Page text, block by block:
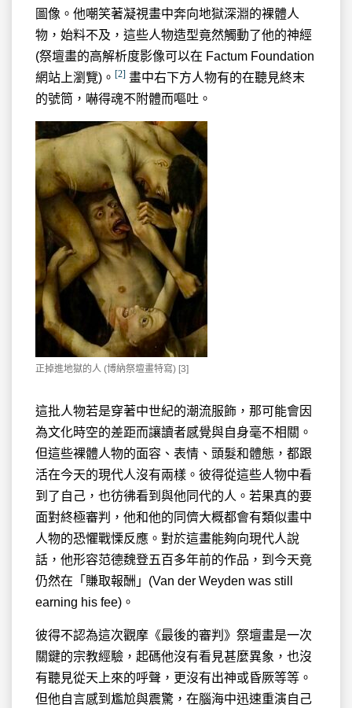
圖像。他嘲笑著凝視畫中奔向地獄深淵的裸體人
物，始料不及，這些人物造型竟然觸動了他的神經
(祭壇畫的高解析度影像可以在 Factum Foundation
網站上瀏覽)。 [2] 畫中右下方人物有的在聽見終末
的號筒，嚇得魂不附體而嘔吐。
正掉進地獄的人 (博納祭壇畫特寫) [3]
這批人物若是穿著中世紀的潮流服飾，那可能會因
為文化時空的差距而讓讀者感覺與自身毫不相關。
但這些裸體人物的面容、表情、頭髮和體態，都跟
活在今天的現代人沒有兩樣。彼得從這些人物中看
到了自己，也彷彿看到與他同代的人。若果真的要
面對終極審判，他和他的同儕大概都會有類似畫中
人物的恐懼戰慄反應。對於這畫能夠向現代人說
話，他形容范德魏登五百多年前的作品，到今天竟
仍然在「賺取報酬」(Van der Weyden was still
earning his fee)。
彼得不認為這次觀摩《最後的審判》祭壇畫是一次
關鍵的宗教經驗，起碼他沒有看見甚麼異象，也沒
有聽見從天上來的呼聲，更沒有出神或昏厥等等。
但他自言感到尷尬與震驚，在腦海中迅速重演自己